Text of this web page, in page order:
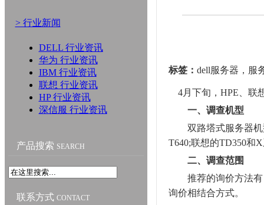
> 行业新闻
DELL 行业资讯
华为 行业资讯
IBM 行业资讯
联想 行业资讯
HP 行业资讯
深信服 行业资讯
产品搜索 SEARCH
联系方式 CONTACT
标签： dell服务器，服
4月下旬，HPE、联
一、调查机型
双路塔式服务器机型
T640;联想的TD350和
二、调查范围
推荐的询价方法有
询价相结合方式。